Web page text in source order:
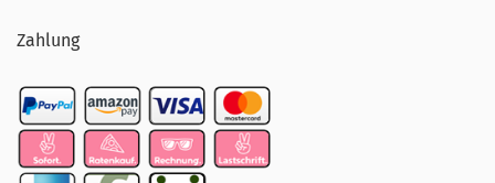
Zahlung